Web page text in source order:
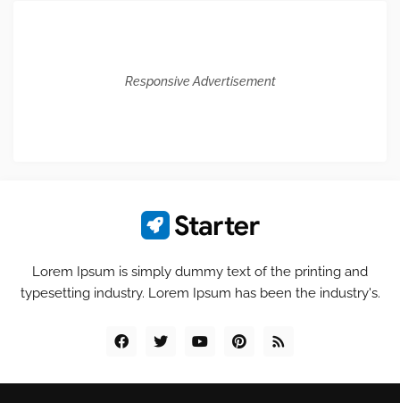
Responsive Advertisement
Lorem Ipsum is simply dummy text of the printing and
typesetting industry. Lorem Ipsum has been the industry's.